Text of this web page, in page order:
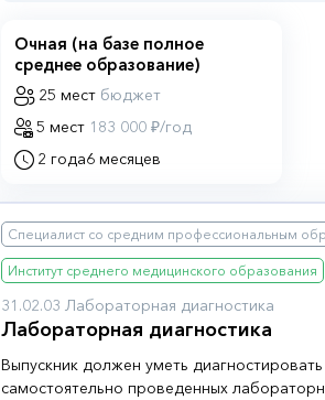
Очная (на базе полное
среднее образование)
25 мест бюджет
5 мест 183 000 ₽/год
2 года6 месяцев
Специалист со средним профессиональным
Институт среднего медицинского образования
31.02.03 Лабораторная диагностика
Лабораторная диагностика
Выпускник должен уметь
самостоятельно проведенных